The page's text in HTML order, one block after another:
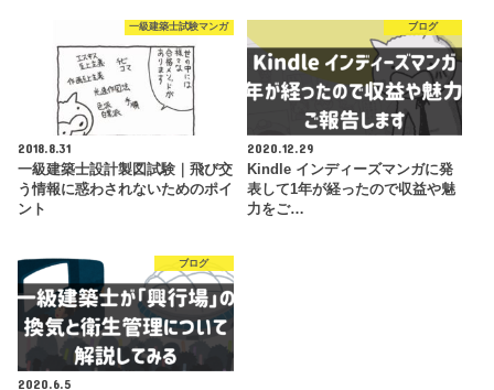
一級建築士試験マンガ
2018.8.31
一級建築士設計製図試験｜飛び交
う情報に惑わされないためのポイ
ント
ブログ
2020.12.29
Kindle インディーズマンガに発
表して1年が経ったので収益や魅
力をご…
ブログ
2020.6.5